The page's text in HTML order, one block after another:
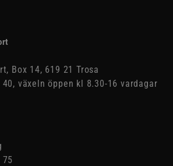
Box 14, 619 21 Trosa
växeln öppen kl 8.30-16 vardagar